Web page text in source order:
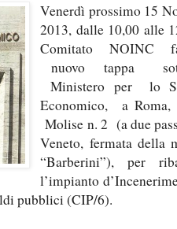
Venerdì prossimo 15
2013, dalle 10,00 alle
Comitato NOINC
nuovo tappa
Ministero per lo
Economico, a
Molise n. 2 (a due
Veneto, fermata della
“Barberini”), per
l’impianto
pubblici (CIP/6).